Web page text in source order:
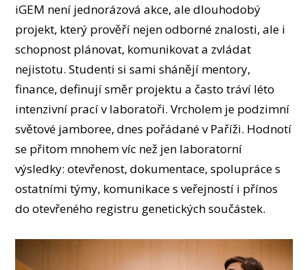
iGEM není jednorázová akce, ale dlouhodobý
projekt, který prověří nejen odborné znalosti, ale i
schopnost plánovat, komunikovat a zvládat
nejistotu. Studenti si sami shánějí mentory,
finance, definují směr projektu a často tráví léto
intenzivní prací v laboratoři. Vrcholem je podzimní
světové jamboree, dnes pořádané v Paříži. Hodnotí
se přitom mnohem víc než jen laboratorní
výsledky: otevřenost, dokumentace, spolupráce s
ostatními týmy, komunikace s veřejností i přínos
do otevřeného registru genetických součástek.